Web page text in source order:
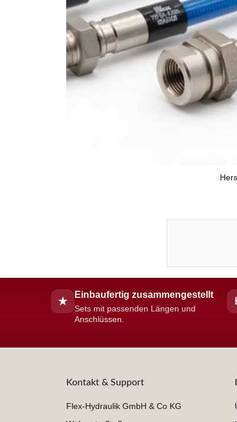
★
Einbaufertig zusammengestellt
Sets mit passenden Längen und
Anschlüssen.
Kontakt & Support
Flex-Hydraulik GmbH & Co KG